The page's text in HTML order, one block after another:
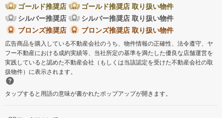
北相馬郡利根町
ゴールド推奨店
ゴールド推奨店 取り扱い物件
シルバー推奨店
シルバー推奨店 取り扱い物件
ブロンズ推奨店
ブロンズ推奨店 取り扱い物件
広告商品を購入している不動産会社のうち、物件情報の正確性、法令遵守、ヤ
フー不動産における成約実績等、当社所定の基準を満たした優良な店舗運営を
実践していると認めた不動産会社（もしくは当該認定を受けた不動産会社の取
扱物件）に表示されます。
タップすると用語の意味が書かれたポップアップが開きます。